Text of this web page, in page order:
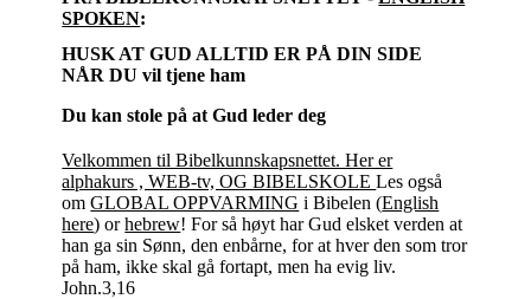
SPOKEN:
HUSK AT GUD ALLTID ER PÅ DIN SIDE
NÅR DU vil tjene ham
Du kan stole på at Gud leder deg
Velkommen til Bibelkunnskapsnettet. Her er
alphakurs , WEB-tv, OG BIBELSKOLELes også
omGLOBAL OPPVARMING i Bibelen (English
here) orhebrew! For så høyt har Gud elsket verden at
han ga sin Sønn, den enbårne, for at hver den som tror
på ham, ikke skal gå fortapt, men ha evig liv.
John.3,16